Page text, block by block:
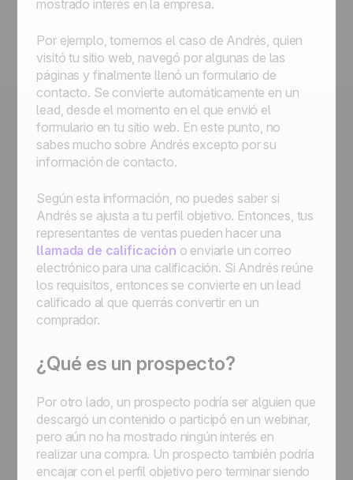
mostrado interés en la empresa.
Por ejemplo, tomemos el caso de Andrés, quien
visitó tu sitio web, navegó por algunas de las
páginas y finalmente llenó un formulario de
contacto. Se convierte automáticamente en un
lead, desde el momento en el que envió el
formulario en tu sitio web. En este punto, no
sabes mucho sobre Andrés excepto por su
información de contacto.
Según esta información, no puedes saber si
Andrés se ajusta a tu perfil objetivo. Entonces, tus
representantes de ventas pueden hacer una
llamada de calificación o enviarle un correo
electrónico para una calificación. Si Andrés reúne
los requisitos, entonces se convierte en un lead
calificado al que querrás convertir en un
comprador.
¿Qué es un prospecto?
Por otro lado, un prospecto podría ser alguien que
descargó un contenido o participó en un webinar,
pero aún no ha mostrado ningún interés en
realizar una compra. Un prospecto también podría
encajar con el perfil objetivo pero terminar siendo